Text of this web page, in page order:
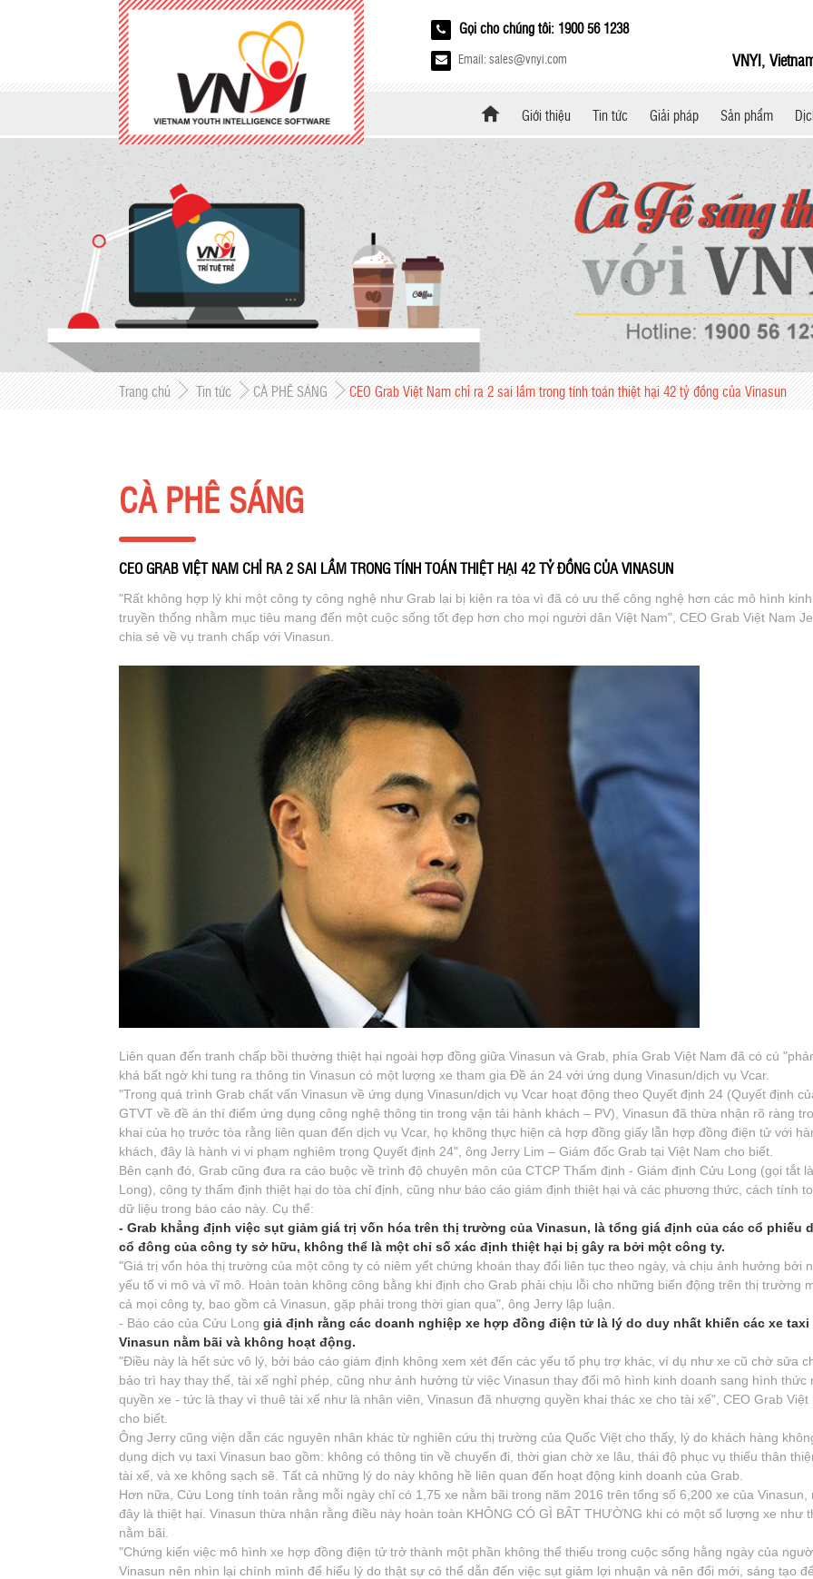
Gọi cho chúng tôi: 1900 56 1238
Email: sales@vnyi.com VNYI,
Giới thiệu Tin tức Giải pháp Sản phẩm
Trang chủ Tin tức CÀ PHÊ SÁNG CEO Grab Việt Nam chỉ ra 2 sai lầm trong tính toán thiệt hại 42 tỷ đồng của Vinasun
CÀ PHÊ SÁNG
CEO GRAB VIỆT NAM CHỈ RA 2 SAI LẦM TRONG TÍNH TOÁN THIỆT HẠI 42 TỶ ĐỒNG CỦA VINASUN
"Rất không hợp lý khi một công ty công nghệ như Grab lại bị kiện ra tòa vì đã có ưu thế công nghệ hơn các mô hình
truyền thống nhằm mục tiêu mang đến một cuộc sống tốt đẹp hơn cho mọi người dân Việt Nam", CEO Grab Việt Nam
chia sẻ về vụ tranh chấp với Vinasun.
Liên quan đến tranh chấp bồi thường thiệt hại ngoài hợp đồng giữa Vinasun và Grab, phía Grab Việt Nam đã có cú
khá bất ngờ khi tung ra thông tin Vinasun có một lượng xe tham gia Đề án 24 với ứng dụng Vinasun/dịch vụ Vcar.
"Trong quá trình Grab chất vấn Vinasun về ứng dụng Vinasun/dịch vụ Vcar hoạt động theo Quyết định 24 (Quyết định
GTVT về đề án thí điểm ứng dụng công nghệ thông tin trong vận tải hành khách – PV), Vinasun đã thừa nhận rõ ràng
khai của họ trước tòa rằng liên quan đến dịch vụ Vcar, họ không thực hiện cả hợp đồng giấy lẫn hợp đồng điện tử với
khách, đây là hành vi vi phạm nghiêm trọng Quyết định 24", ông Jerry Lim – Giám đốc Grab tại Việt Nam cho biết.
Bên cạnh đó, Grab cũng đưa ra cáo buộc về trình độ chuyên môn của CTCP Thẩm định - Giám định Cửu Long (gọi tắt
Long), công ty thẩm định thiệt hại do tòa chỉ định, cũng như báo cáo giám định thiệt hại và các phương thức, cách tính
dữ liệu trong báo cáo này. Cụ thể:
- Grab khẳng định việc sụt giảm giá trị vốn hóa trên thị trường của Vinasun, là tổng giá định của các cổ phiếu
cổ đông của công ty sở hữu, không thể là một chỉ số xác định thiệt hại bị gây ra bởi một công ty.
"Giá trị vốn hóa thị trường của một công ty có niêm yết chứng khoán thay đổi liên tục theo ngày, và chịu ảnh hưởng bởi
yếu tố vi mô và vĩ mô. Hoàn toàn không công bằng khi định cho Grab phải chịu lỗi cho những biến động trên thị trường
cả mọi công ty, bao gồm cả Vinasun, gặp phải trong thời gian qua", ông Jerry lập luận.
- Báo cáo của Cửu Long giả định rằng các doanh nghiệp xe hợp đồng điện tử là lý do duy nhất khiến các xe taxi
Vinasun nằm bãi và không hoạt động.
"Điều này là hết sức vô lý, bởi báo cáo giám định không xem xét đến các yếu tố phụ trợ khác, ví dụ như xe cũ chờ sửa
bảo trì hay thay thế, tài xế nghỉ phép, cũng như ảnh hưởng từ việc Vinasun thay đổi mô hình kinh doanh sang hình thức
quyền xe - tức là thay vì thuê tài xế như là nhân viên, Vinasun đã nhượng quyền khai thác xe cho tài xế", CEO Grab Việt
cho biết.
Ông Jerry cũng viện dẫn các nguyên nhân khác từ nghiên cứu thị trường của Quốc Việt cho thấy, lý do khách hàng
dụng dịch vụ taxi Vinasun bao gồm: không có thông tin về chuyến đi, thời gian chờ xe lâu, thái độ phục vụ thiếu thân
tài xế, và xe không sạch sẽ. Tất cả những lý do này không hề liên quan đến hoạt động kinh doanh của Grab.
Hơn nữa, Cửu Long tính toán rằng mỗi ngày chỉ có 1,75 xe nằm bãi trong năm 2016 trên tổng số 6,200 xe của Vinasun,
đây là thiệt hại. Vinasun thừa nhận rằng điều này hoàn toàn KHÔNG CÓ GÌ BẤT THƯỜNG khi có một số lượng xe như
nằm bãi.
"Chứng kiến việc mô hình xe hợp đồng điện tử trở thành một phần không thể thiếu trong cuộc sống hằng ngày của
Vinasun nên nhìn lại chính mình để hiểu lý do thật sự có thể dẫn đến việc sụt giảm lợi nhuận và nên đổi mới, sáng tạo
Chỉ mới sử dụng được một
khoản thời gian, nhưng phần
mềm hoạt động cũng ổn định,
hiện tại chưa có vấn đề gì phát
Nguyễn Thanh Lan